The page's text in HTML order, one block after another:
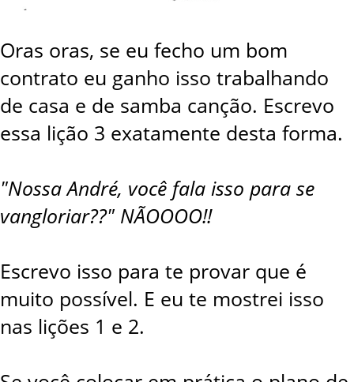
Oras oras, se eu fecho um bom
contrato eu ganho isso trabalhando
de casa e de samba canção. Escrevo
essa lição 3 exatamente desta forma.
"Nossa André, você fala isso para se
vangloriar??" NÃOOOO!!
Escrevo isso para te provar que é
muito possível. E eu te mostrei isso
nas lições 1 e 2.